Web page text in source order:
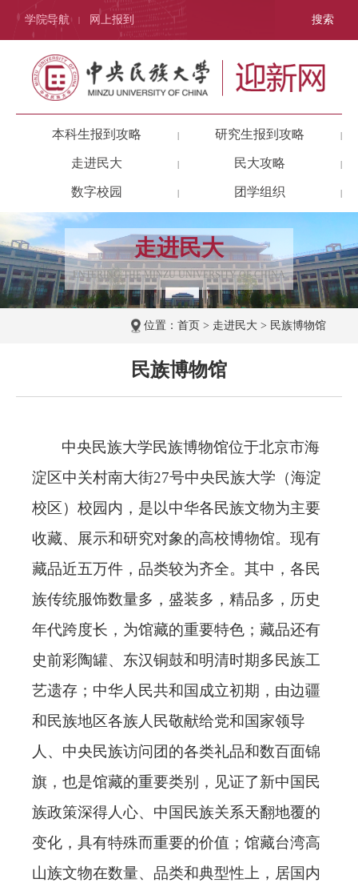
学院导航 | 网上报到 搜索
本科生报到攻略 | 研究生报到攻略 |
走进民大 | 民大攻略 |
数字校园 | 团学组织 |
走进民大
ENTERING THE MINZU UNIVERSITY OF CHINA
位置： 首页 > 走进民大 > 民族博物馆
民族博物馆
中央民族大学民族博物馆位于北京市海
淀区中关村南大街27号中央民族大学（海淀
校区）校园内，是以中华各民族文物为主要
收藏、展示和研究对象的高校博物馆。现有
藏品近五万件，品类较为齐全。其中，各民
族传统服饰数量多，盛装多，精品多，历史
年代跨度长，为馆藏的重要特色；藏品还有
史前彩陶罐、东汉铜鼓和明清时期多民族工
艺遗存；中华人民共和国成立初期，由边疆
和民族地区各族人民敬献给党和国家领导
人、中央民族访问团的各类礼品和数百面锦
旗，也是馆藏的重要类别，见证了新中国民
族政策深得人心、中国民族关系天翻地覆的
变化，具有特殊而重要的价值；馆藏台湾高
山族文物在数量、品类和典型性上，居国内